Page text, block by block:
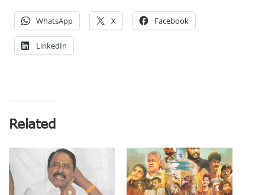
WhatsApp X Facebook
LinkedIn
Related